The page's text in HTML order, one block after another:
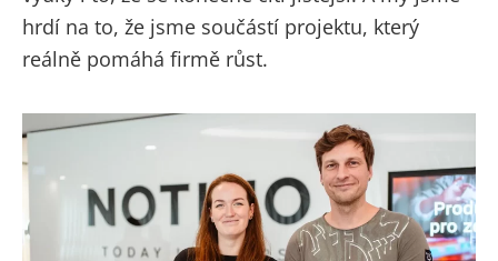
hrdí na to, že jsme součástí projektu, který
reálně pomáhá firmě růst.